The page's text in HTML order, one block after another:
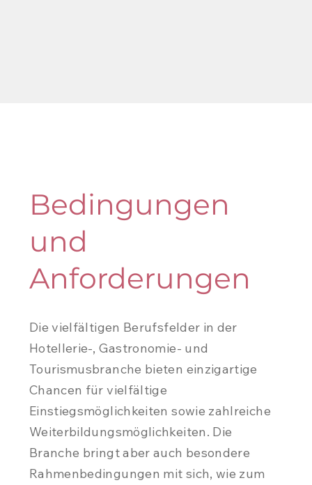
Bedingungen
und
Anforderungen
Die vielfältigen Berufsfelder in der
Hotellerie-, Gastronomie- und
Tourismusbranche bieten einzigartige
Chancen für vielfältige
Einstiegsmöglichkeiten sowie zahlreiche
Weiterbildungsmöglichkeiten. Die
Branche bringt aber auch besondere
Rahmenbedingungen mit sich, wie zum